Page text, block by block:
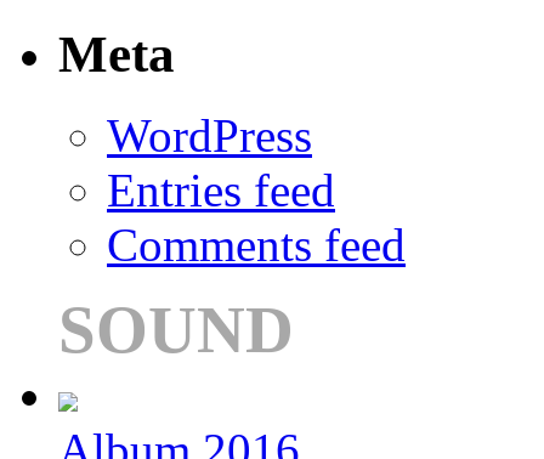
Meta
WordPress
Entries feed
Comments feed
SOUND